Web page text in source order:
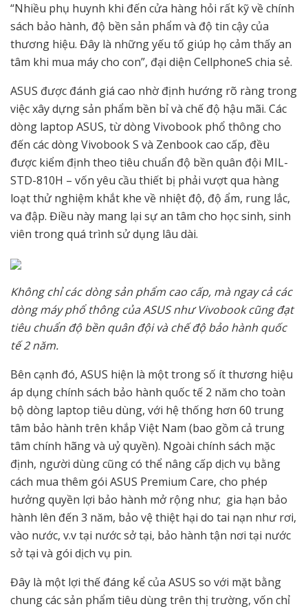
“Nhiều phụ huynh khi đến cửa hàng hỏi rất kỹ về chính
sách bảo hành, độ bền sản phẩm và độ tin cậy của
thương hiệu. Đây là những yếu tố giúp họ cảm thấy an
tâm khi mua máy cho con”, đại diện CellphoneS chia sẻ.
ASUS được đánh giá cao nhờ định hướng rõ ràng trong
việc xây dựng sản phẩm bền bỉ và chế độ hậu mãi. Các
dòng laptop ASUS, từ dòng Vivobook phổ thông cho
đến các dòng Vivobook S và Zenbook cao cấp, đều
được kiểm định theo tiêu chuẩn độ bền quân đội MIL-
STD-810H – vốn yêu cầu thiết bị phải vượt qua hàng
loạt thử nghiệm khắt khe về nhiệt độ, độ ẩm, rung lắc,
va đập. Điều này mang lại sự an tâm cho học sinh, sinh
viên trong quá trình sử dụng lâu dài.
Không chỉ các dòng sản phẩm cao cấp, mà ngay cả các
dòng máy phổ thông của ASUS như Vivobook cũng đạt
tiêu chuẩn độ bền quân đội và chế độ bảo hành quốc
tế 2 năm.
Bên cạnh đó, ASUS hiện là một trong số ít thương hiệu
áp dụng chính sách bảo hành quốc tế 2 năm cho toàn
bộ dòng laptop tiêu dùng, với hệ thống hơn 60 trung
tâm bảo hành trên khắp Việt Nam (bao gồm cả trung
tâm chính hãng và uỷ quyền). Ngoài chính sách mặc
định, người dùng cũng có thể nâng cấp dịch vụ bằng
cách mua thêm gói ASUS Premium Care, cho phép
hưởng quyền lợi bảo hành mở rộng như; gia hạn bảo
hành lên đến 3 năm, bảo vệ thiệt hại do tai nạn như rơi,
vào nước, v.v tại nước sở tại, bảo hành tận nơi tại nước
sở tại và gói dịch vụ pin.
Đây là một lợi thế đáng kể của ASUS so với mặt bằng
chung các sản phẩm tiêu dùng trên thị trường, vốn chỉ